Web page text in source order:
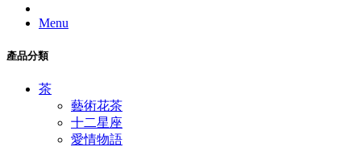
Menu
產品分類
茶
藝術花茶
十二星座
愛情物語